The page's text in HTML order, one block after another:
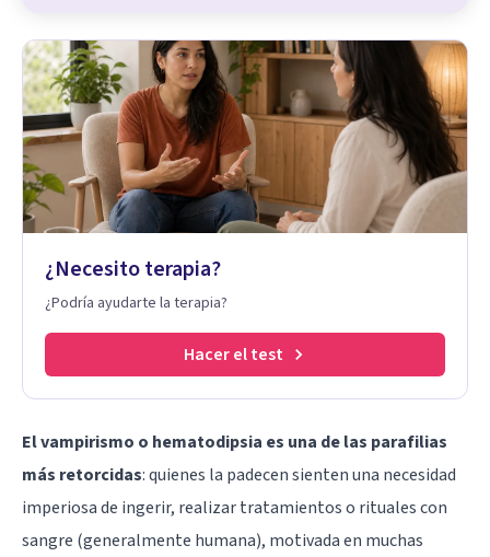
¿Necesito terapia?
¿Podría ayudarte la terapia?
Hacer el test
El vampirismo o hematodipsia es una de las parafilias
más retorcidas: quienes la padecen sienten una necesidad
imperiosa de ingerir, realizar tratamientos o rituales con
sangre (generalmente humana), motivada en muchas